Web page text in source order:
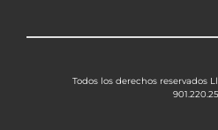
Todos los derechos reservados